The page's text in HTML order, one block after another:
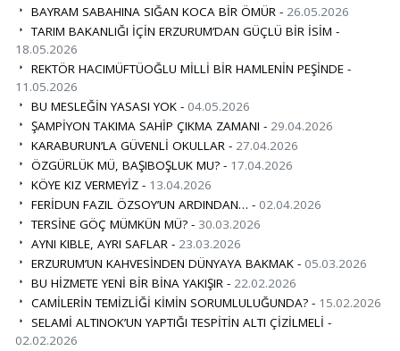
BAYRAM SABAHINA SIĞAN KOCA BİR ÖMÜR - 26.05.2026
TARIM BAKANLIĞI İÇİN ERZURUM’DAN GÜÇLÜ BİR İSİM -
18.05.2026
REKTÖR HACIMÜFTÜOĞLU MİLLİ BİR HAMLENİN PEŞİNDE -
11.05.2026
BU MESLEĞİN YASASI YOK - 04.05.2026
ŞAMPİYON TAKIMA SAHİP ÇIKMA ZAMANI - 29.04.2026
KARABURUN’LA GÜVENLİ OKULLAR - 27.04.2026
ÖZGÜRLÜK MÜ, BAŞIBOŞLUK MU? - 17.04.2026
KÖYE KIZ VERMEYİZ - 13.04.2026
FERİDUN FAZIL ÖZSOY’UN ARDINDAN… - 02.04.2026
TERSİNE GÖÇ MÜMKÜN MÜ? - 30.03.2026
AYNI KIBLE, AYRI SAFLAR - 23.03.2026
ERZURUM’UN KAHVESİNDEN DÜNYAYA BAKMAK - 05.03.2026
BU HİZMETE YENİ BİR BİNA YAKIŞIR - 22.02.2026
CAMİLERİN TEMİZLİĞİ KİMİN SORUMLULUĞUNDA? - 15.02.2026
SELAMİ ALTINOK’UN YAPTIĞI TESPİTİN ALTI ÇİZİLMELİ -
02.02.2026